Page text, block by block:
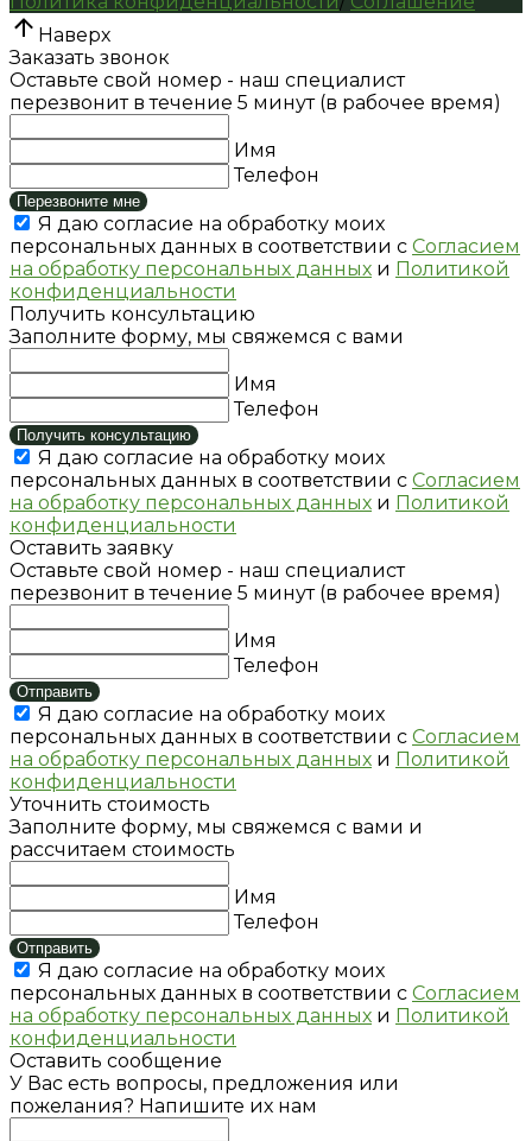
Наверх
Заказать звонок
Оставьте свой номер - наш специалист
перезвонит в течение 5 минут (в рабочее время)
Имя
Телефон
Перезвоните мне
Я даю согласие на обработку моих
персональных данных в соответствии с Согласием
на обработку персональных данных и Политикой
конфиденциальности
Получить консультацию
Заполните форму, мы свяжемся с вами
Имя
Телефон
Получить консультацию
Я даю согласие на обработку моих
персональных данных в соответствии с Согласием
на обработку персональных данных и Политикой
конфиденциальности
Оставить заявку
Оставьте свой номер - наш специалист
перезвонит в течение 5 минут (в рабочее время)
Имя
Телефон
Отправить
Я даю согласие на обработку моих
персональных данных в соответствии с Согласием
на обработку персональных данных и Политикой
конфиденциальности
Уточнить стоимость
Заполните форму, мы свяжемся с вами и
рассчитаем стоимость
Имя
Телефон
Отправить
Я даю согласие на обработку моих
персональных данных в соответствии с Согласием
на обработку персональных данных и Политикой
конфиденциальности
Оставить сообщение
У Вас есть вопросы, предложения или
пожелания? Напишите их нам